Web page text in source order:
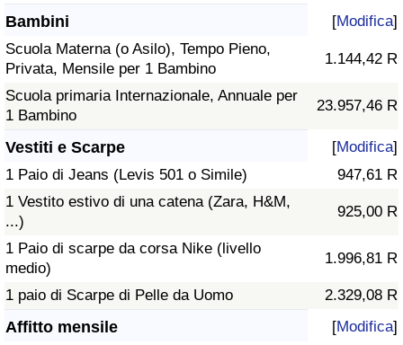
Bambini [Modifica]
Scuola Materna (o Asilo), Tempo Pieno,
Privata, Mensile per 1 Bambino
1.144,42 R
Scuola primaria Internazionale, Annuale per
1 Bambino
23.957,46 R
Vestiti e Scarpe [Modifica]
1 Paio di Jeans (Levis 501 o Simile)
947,61 R
1 Vestito estivo di una catena (Zara, H&M,
...)
925,00 R
1 Paio di scarpe da corsa Nike (livello
medio)
1.996,81 R
1 paio di Scarpe di Pelle da Uomo 2.329,08 R
Affitto mensile [Modifica]